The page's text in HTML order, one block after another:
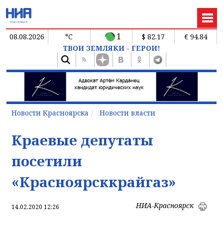
08.08.2026 °C 1 $ 82.17
€ 94.84
ТВОИ ЗЕМЛЯКИ - ГЕРОИ!
Новости Красноярска Новости власти
Краевые депутаты
посетили
«Красноярсккрайгаз»
14.02.2020 12:26 НИА-Красноярск